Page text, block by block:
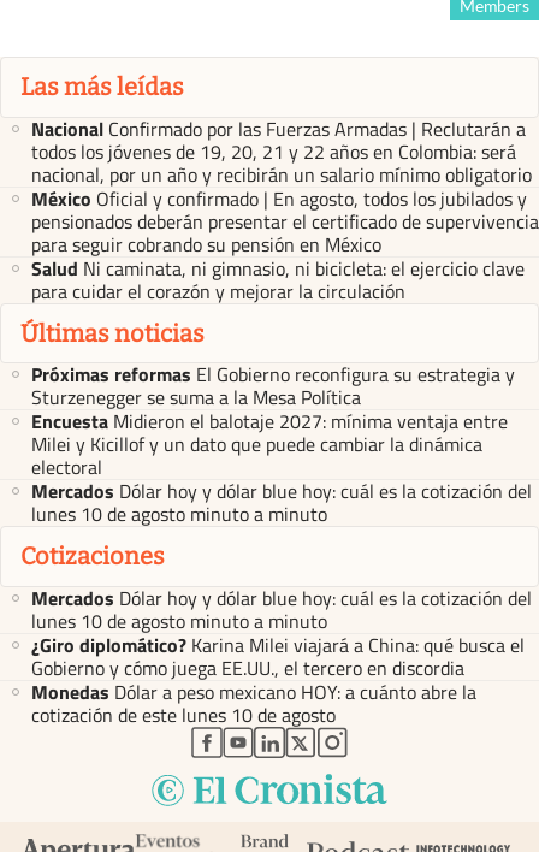
Members
Las más leídas
Nacional Confirmado por las Fuerzas Armadas | Reclutarán a
todos los jóvenes de 19, 20, 21 y 22 años en Colombia: será
nacional, por un año y recibirán un salario mínimo obligatorio
México Oficial y confirmado | En agosto, todos los jubilados y
pensionados deberán presentar el certificado de supervivencia
para seguir cobrando su pensión en México
Salud Ni caminata, ni gimnasio, ni bicicleta: el ejercicio clave
para cuidar el corazón y mejorar la circulación
Últimas noticias
Próximas reformas El Gobierno reconfigura su estrategia y
Sturzenegger se suma a la Mesa Política
Encuesta Midieron el balotaje 2027: mínima ventaja entre
Milei y Kicillof y un dato que puede cambiar la dinámica
electoral
Mercados Dólar hoy y dólar blue hoy: cuál es la cotización del
lunes 10 de agosto minuto a minuto
Cotizaciones
Mercados Dólar hoy y dólar blue hoy: cuál es la cotización del
lunes 10 de agosto minuto a minuto
¿Giro diplomático? Karina Milei viajará a China: qué busca el
Gobierno y cómo juega EE.UU., el tercero en discordia
Monedas Dólar a peso mexicano HOY: a cuánto abre la
cotización de este lunes 10 de agosto
abre en nueva pestaña
abre en nueva pestaña
abre en nueva pestaña
abre en nueva pestaña
abre en nueva pestaña